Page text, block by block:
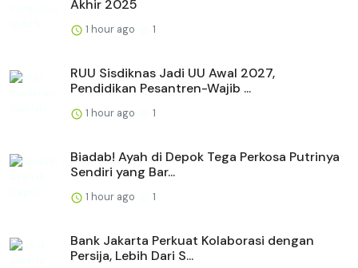
Akhir 2025
1 hour ago 1
RUU Sisdiknas Jadi UU Awal 2027,
Pendidikan Pesantren-Wajib ...
1 hour ago 1
Biadab! Ayah di Depok Tega Perkosa Putrinya
Sendiri yang Bar...
1 hour ago 1
Bank Jakarta Perkuat Kolaborasi dengan
Persija, Lebih Dari S...